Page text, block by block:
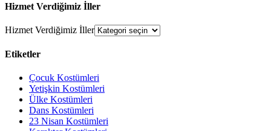
Hizmet Verdiğimiz İller
Hizmet Verdiğimiz İller
Etiketler
Çocuk Kostümleri
Yetişkin Kostümleri
Ülke Kostümleri
Dans Kostümleri
23 Nisan Kostümleri